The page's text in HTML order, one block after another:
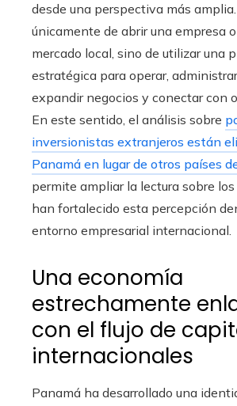
desde una perspectiva más
únicamente de abrir una empresa
mercado local, sino de utilizar una
estratégica para operar,
expandir negocios y conectar con
En este sentido, el análisis sobre
inversionistas extranjeros están
Panamá en lugar de otros países
permite ampliar la lectura sobre
han fortalecido esta percepción
entorno empresarial internacional.
Una economía
estrechamente
con el flujo de
internacionales
Panamá ha desarrollado una